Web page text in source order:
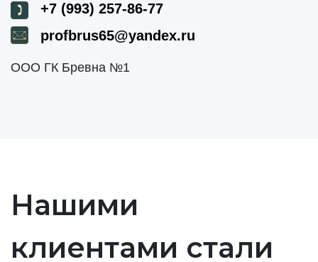
+7 (993) 257-86-77
profbrus65@yandex.ru
ООО ГК Бревна №1
Нашими
клиентами стали